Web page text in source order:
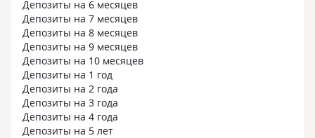
Депозиты на 6 месяцев
Депозиты на 7 месяцев
Депозиты на 8 месяцев
Депозиты на 9 месяцев
Депозиты на 10 месяцев
Депозиты на 1 год
Депозиты на 2 года
Депозиты на 3 года
Депозиты на 4 года
Депозиты на 5 лет